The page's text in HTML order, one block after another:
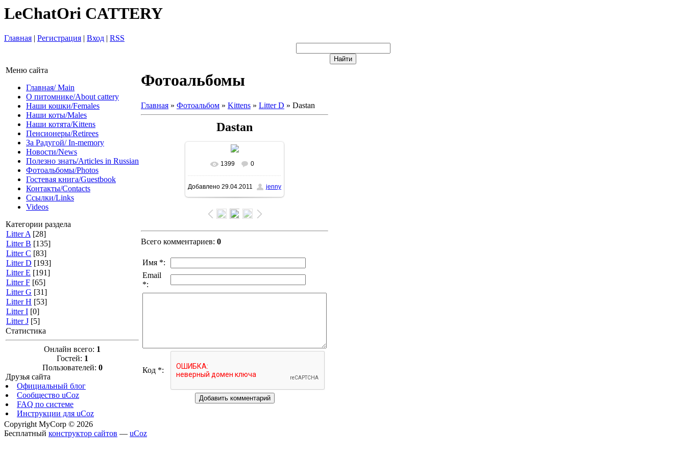
LeChatOri CATTERY
Главная | Регистрация | Вход | RSS
Меню сайта
Главная/ Main
О питомнике/About cattery
Наши кошки/Females
Наши коты/Males
Наши котята/Kittens
Пенсионеры/Retirees
За Радугой/ In-memory
Новости/News
Полезно знать/Articles in Russian
Фотоальбомы/Photos
Гостевая книга/Guestbook
Контакты/Contacts
Ссылки/Links
Videos
Категории раздела
Litter A [28]
Litter B [135]
Litter C [83]
Litter D [193]
Litter E [191]
Litter F [65]
Litter G [31]
Litter H [53]
Litter I [0]
Litter J [5]
Статистика
Онлайн всего: 1
Гостей: 1
Пользователей: 0
Друзья сайта
Официальный блог
Сообщество uCoz
FAQ по системе
Инструкции для uCoz
Фотоальбомы
Главная » Фотоальбом » Kittens » Litter D » Dastan
Dastan
1399 0
Добавлено 29.04.2011 jenny
Всего комментариев: 0
Имя *:
Email
*:
Код *:
Copyright MyCorp © 2026
Бесплатный конструктор сайтов — uCoz